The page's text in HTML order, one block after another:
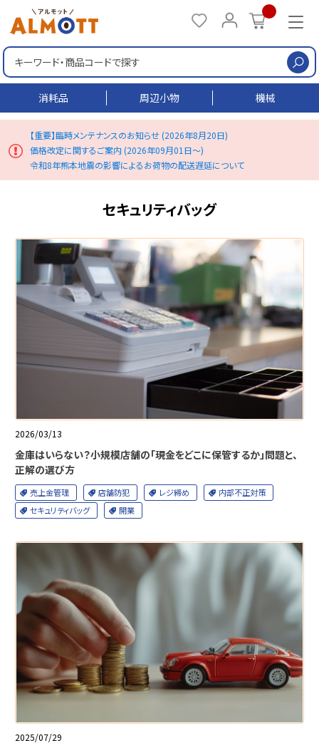
消耗品 周辺小物 機械
【重要】臨時メンテナンスのお知らせ (2026年8月20日)
価格改定に関するご案内 (2026年09月01日～)
令和8年熊本地震の影響によるお荷物の配送遅延について
セキュリティバッグ
2026/03/13
金庫はいらない？小規模店舗の「現金をどこに保管するか」問題と、
正解の選び方
売上金管理 店舗防犯 レジ締め
内部不正対策
セキュリティバッグ
開業
2025/07/29